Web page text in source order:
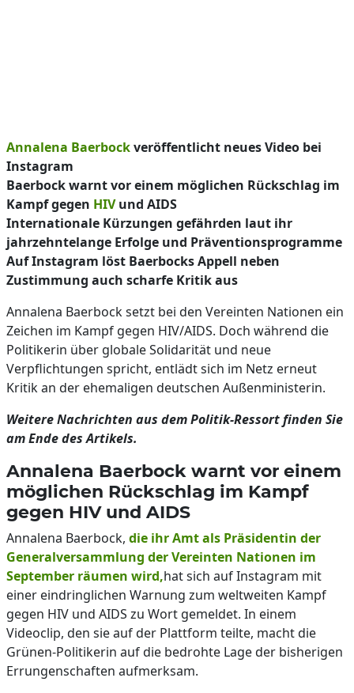
Annalena Baerbockveröffentlicht neues Video bei
Instagram
Baerbock warnt vor einem möglichen Rückschlag im
Kampf gegen HIVund AIDS
Internationale Kürzungen gefährden laut ihr
jahrzehntelange Erfolge und Präventionsprogramme
Auf Instagram löst Baerbocks Appell neben
Zustimmung auch scharfe Kritik aus
Annalena Baerbock setzt bei den Vereinten Nationen ein
Zeichen im Kampf gegen HIV/AIDS. Doch während die
Politikerin über globale Solidarität und neue
Verpflichtungen spricht, entlädt sich im Netz erneut
Kritik an der ehemaligen deutschen Außenministerin.
Weitere Nachrichten aus dem Politik-Ressort finden Sie
am Ende des Artikels.
Annalena Baerbock warnt vor einem
möglichen Rückschlag im Kampf
gegen HIV und AIDS
Annalena Baerbock, die ihr Amt als Präsidentin der
Generalversammlung der Vereinten Nationen im
September räumen wird,hat sich auf Instagram mit
einer eindringlichen Warnung zum weltweiten Kampf
gegen HIV und AIDS zu Wort gemeldet. In einem
Videoclip, den sie auf der Plattform teilte, macht die
Grünen-Politikerin auf die bedrohte Lage der bisherigen
Errungenschaften aufmerksam.